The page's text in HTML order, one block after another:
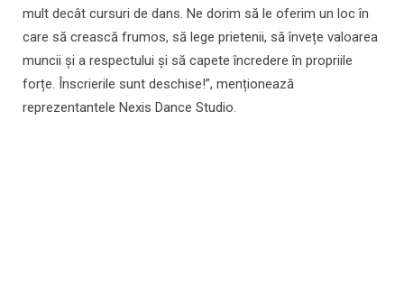
mult decât cursuri de dans. Ne dorim să le oferim un loc în
care să crească frumos, să lege prietenii, să învețe valoarea
muncii și a respectului și să capete încredere în propriile
forțe. Înscrierile sunt deschise!”, menționează
reprezentantele Nexis Dance Studio.